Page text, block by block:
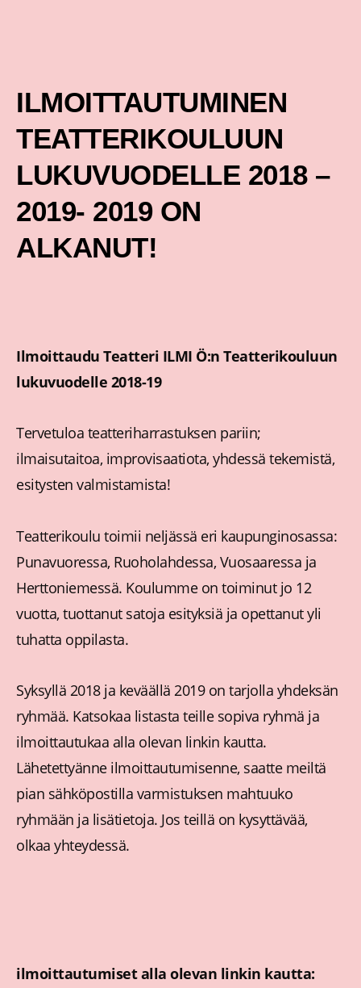
ILMOITTAUTUMINEN
TEATTERIKOULUUN
LUKUVUODELLE 2018 –
2019- 2019 ON
ALKANUT!
Ilmoittaudu Teatteri ILMI Ö:n Teatterikouluun
lukuvuodelle 2018-19
Tervetuloa teatteriharrastuksen pariin;
ilmaisutaitoa, improvisaatiota, yhdessä tekemistä,
esitysten valmistamista!
Teatterikoulu toimii neljässä eri kaupunginosassa:
Punavuoressa, Ruoholahdessa, Vuosaaressa ja
Herttoniemessä. Koulumme on toiminut jo 12
vuotta, tuottanut satoja esityksiä ja opettanut yli
tuhatta oppilasta.
Syksyllä 2018 ja keväällä 2019 on tarjolla yhdeksän
ryhmää. Katsokaa listasta teille sopiva ryhmä ja
ilmoittautukaa alla olevan linkin kautta.
Lähetettyänne ilmoittautumisenne, saatte meiltä
pian sähköpostilla varmistuksen mahtuuko
ryhmään ja lisätietoja. Jos teillä on kysyttävää,
olkaa yhteydessä.
ilmoittautumiset alla olevan linkin kautta: